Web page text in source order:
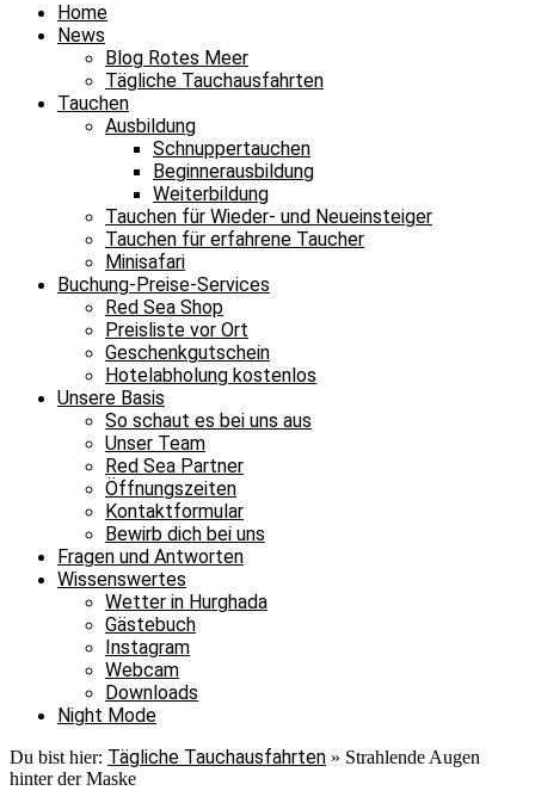
Home
News
Blog Rotes Meer
Tägliche Tauchausfahrten
Tauchen
Ausbildung
Schnuppertauchen
Beginnerausbildung
Weiterbildung
Tauchen für Wieder- und Neueinsteiger
Tauchen für erfahrene Taucher
Minisafari
Buchung-Preise-Services
Red Sea Shop
Preisliste vor Ort
Geschenkgutschein
Hotelabholung kostenlos
Unsere Basis
So schaut es bei uns aus
Unser Team
Red Sea Partner
Öffnungszeiten
Kontaktformular
Bewirb dich bei uns
Fragen und Antworten
Wissenswertes
Wetter in Hurghada
Gästebuch
Instagram
Webcam
Downloads
Night Mode
Du bist hier: Tägliche Tauchausfahrten » Strahlende Augen
hinter der Maske